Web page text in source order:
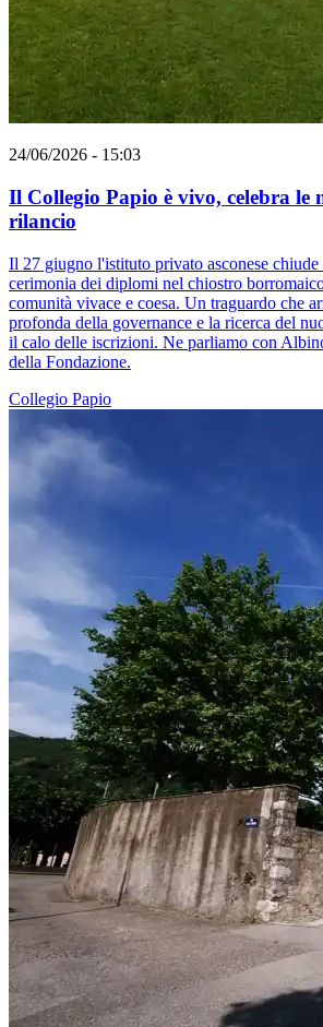
24/06/2026 - 15:03
Il Collegio Papio è vivo, celebra le
rilancio
Il 27 giugno l'istituto privato asconese chiude
cerimonia dei diplomi nel chiostro
comunità vivace e coesa. Un traguardo che
profonda della governance e la ricerca del
il calo delle iscrizioni. Ne parliamo con
della Fondazione.
Collegio Papio